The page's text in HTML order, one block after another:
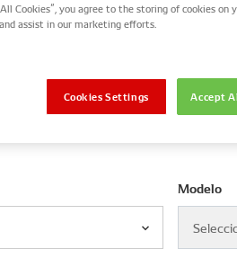
or search by VIN / Frame No.
/ Frame
Modelo
Cookies”, you agree to the storing of cookies on
assist in our marketing efforts.
Accept
Cookies Settings